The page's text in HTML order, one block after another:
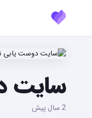
سایت
2 سال پیش